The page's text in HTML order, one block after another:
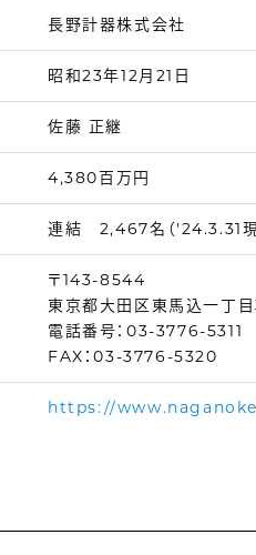
長野計器株式会社
昭和23年12月21日
佐藤 正継
4,380百万円
連結 2,467名（'24.3.31現
〒143-8544
東京都大田区東馬込一丁
電話番号：03-3776-5311
FAX：03-3776-5320
https://